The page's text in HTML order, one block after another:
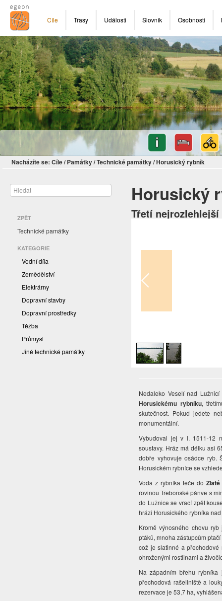
Cíle Trasy Události Slovník Osobnosti
Nacházíte se: Cíle/ Památky/Technické památky/Horusický rybník
ZPĚT
Technické památky
KATEGORIE
Vodní díla
Zemědělství
Elektrárny
Dopravní stavby
Dopravní prostředky
Těžba
Průmysl
Jiné technické památky
Horusický
Třetí
Nedaleko Veselí nad
Horusickému rybníku,
skutečnost. Pokud jedete
monumentální.
Vybudoval jej v l. 1511-12
soustavy. Hráz má délku asi
dobře vyhovuje osádce ryb.
Horusickém rybníce se
Voda z rybníka teče do
rovinou Třeboňské pánve s
do Lužnice se vrací zpět
hrázi Horusického rybníka
Kromě výnosného chovu
ptáků, mnoha zástupcům
což je slatinné a
ohroženými rostlinami a
Na západním břehu
přechodová rašeliniště a
rezervace je 53,7 ha,